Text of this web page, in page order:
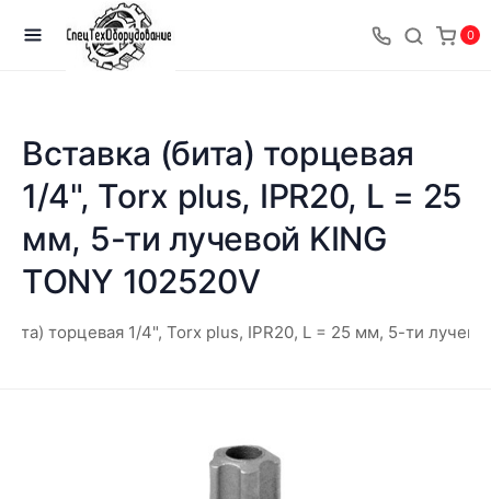
0
Вставка (бита) торцевая
1/4", Torx plus, IPR20, L = 25
мм, 5-ти лучевой KING
TONY 102520V
торцевая 1/4", Torx plus, IPR20, L = 25 мм, 5-ти